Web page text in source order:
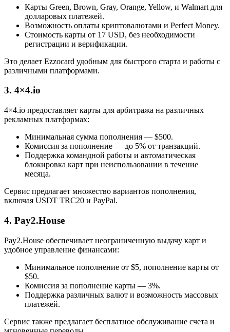
Карты Green, Brown, Gray, Orange, Yellow, и Walmart для
долларовых платежей.
Возможность оплаты криптовалютами и Perfect Money.
Стоимость карты от 17 USD, без необходимости
регистрации и верификации.
Это делает Ezzocard удобным для быстрого старта и работы с
различными платформами​.
3. 4×4.io
4×4.io предоставляет карты для арбитража на различных
рекламных платформах:
Минимальная сумма пополнения — $500.
Комиссия за пополнение — до 5% от транзакций.
Поддержка командной работы и автоматическая
блокировка карт при неиспользовании в течение
месяца.
Сервис предлагает множество вариантов пополнения,
включая USDT TRC20 и PayPal​.
4. Pay2.House
Pay2.House обеспечивает неограниченную выдачу карт и
удобное управление финансами:
Минимальное пополнение от $5, пополнение карты от
$50.
Комиссия за пополнение карты — 3%.
Поддержка различных валют и возможность массовых
платежей.
Сервис также предлагает бесплатное обслуживание счета и